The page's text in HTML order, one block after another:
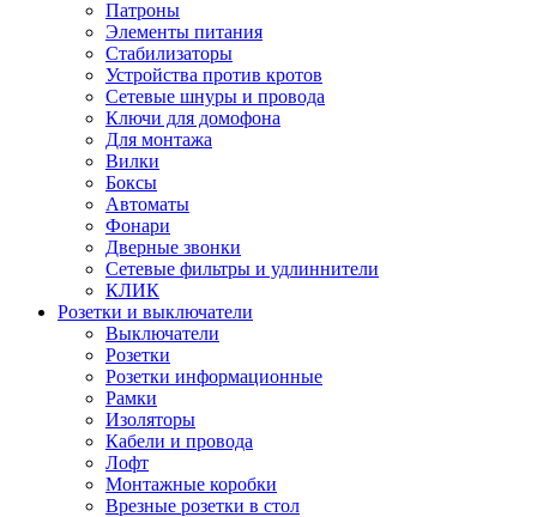
Патроны
Элементы питания
Стабилизаторы
Устройства против кротов
Сетевые шнуры и провода
Ключи для домофона
Для монтажа
Вилки
Боксы
Автоматы
Фонари
Дверные звонки
Сетевые фильтры и удлиннители
КЛИК
Розетки и выключатели
Выключатели
Розетки
Розетки информационные
Рамки
Изоляторы
Кабели и провода
Лофт
Монтажные коробки
Врезные розетки в стол